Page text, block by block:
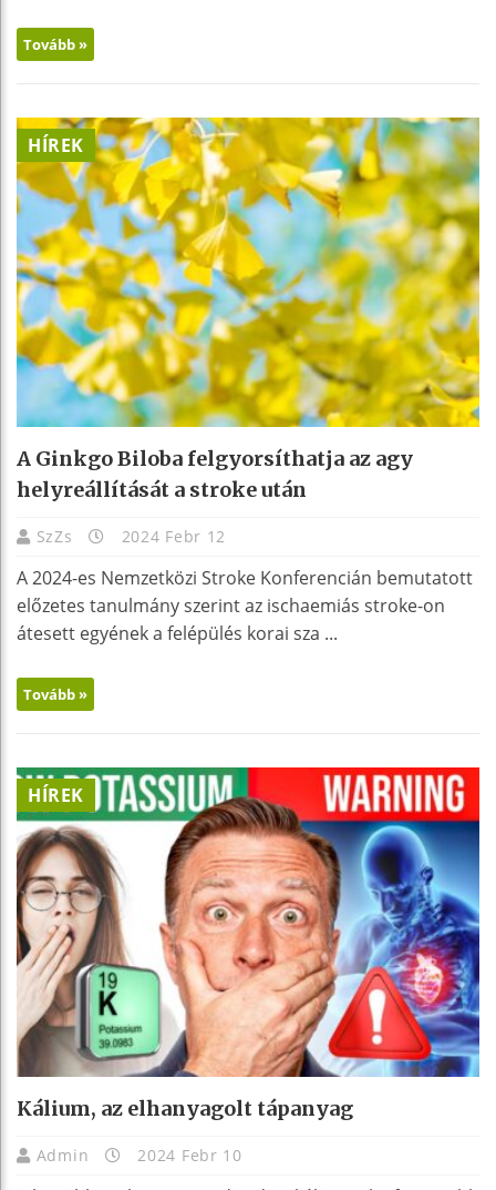
Tovább »
HÍREK
A Ginkgo Biloba felgyorsíthatja az agy
helyreállítását a stroke után
SzZs 2024 Febr 12
A 2024-es Nemzetközi Stroke Konferencián bemutatott
előzetes tanulmány szerint az ischaemiás stroke-on
átesett egyének a felépülés korai sza ...
Tovább »
HÍREK
Kálium, az elhanyagolt tápanyag
Admin 2024 Febr 10